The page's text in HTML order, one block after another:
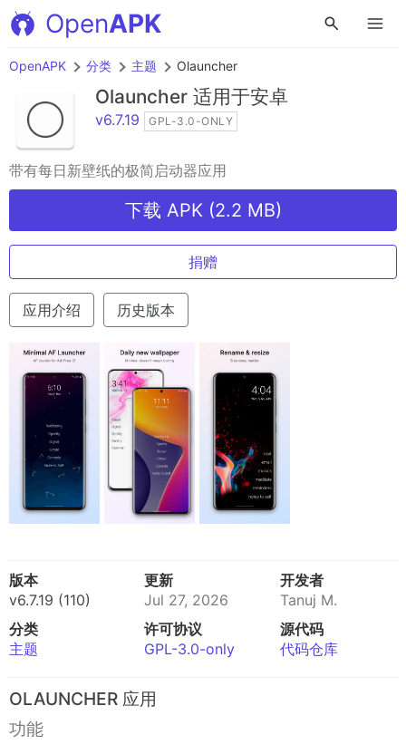
OpenAPK
OpenAPK 分类 主题 Olauncher
Olauncher 适用于安卓
v6.7.19 GPL-3.0-ONLY
带有每日新壁纸的极简启动器应用
下载 APK (2.2 MB)
捐赠
应用介绍 历史版本
版本
v6.7.19 (110)
更新
Jul 27, 2026
开发者
Tanuj M.
分类
主题
许可协议
GPL-3.0-only
源代码
代码仓库
OLAUNCHER 应用
功能